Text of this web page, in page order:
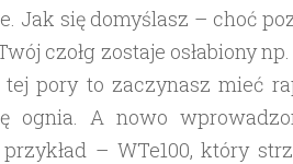
Jak się domyślasz – choć
czołg zostaje osłabiony
pory to zaczynasz mieć
ognia. A nowo
– WTe100, który